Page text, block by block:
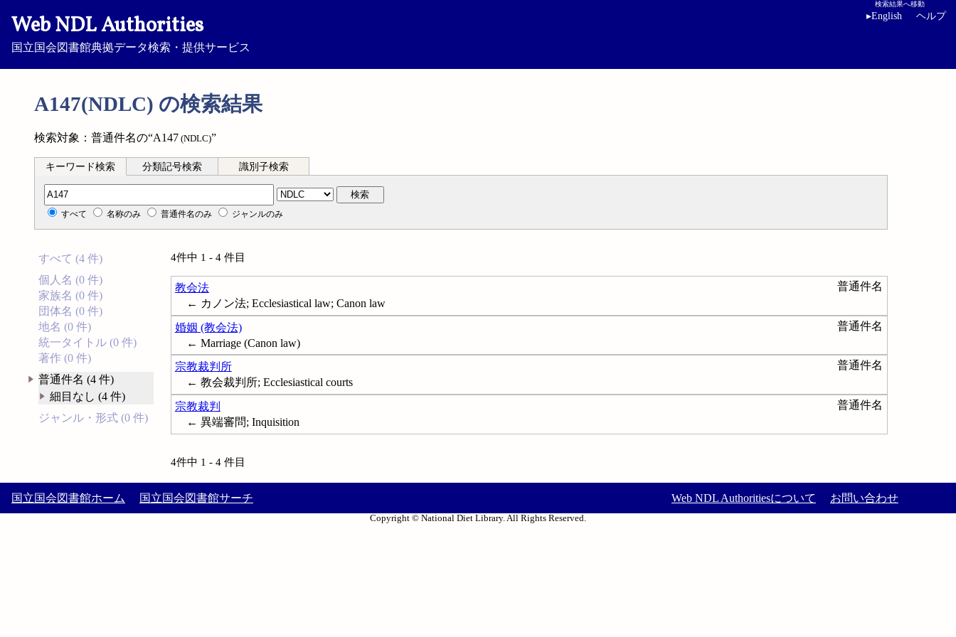
Web NDL Authorities
国立国会図書館典拠データ検索・提供サービス
検索結果へ移動
▸English ヘルプ
A147(NDLC) の検索結果
検索対象：普通件名の“A147 (NDLC)”
キーワード検索 分類記号検索 識別子検索
分類記号検索 検索
すべて 名称のみ 普通件名のみ ジャンルのみ
すべて (4 件)
個人名 (0 件)
家族名 (0 件)
団体名 (0 件)
地名 (0 件)
統一タイトル (0 件)
著作 (0 件)
普通件名 (4 件)
細目なし (4 件)
ジャンル・形式 (0 件)
4件中 1 - 4 件目
教会法
普通件名
← カノン法; Ecclesiastical law; Canon law
婚姻 (教会法)
普通件名
← Marriage (Canon law)
宗教裁判所
普通件名
← 教会裁判所; Ecclesiastical courts
宗教裁判
普通件名
← 異端審問; Inquisition
4件中 1 - 4 件目
国立国会図書館ホーム 国立国会図書館サーチ Web NDL Authoritiesについて お問い合わせ
Copyright © National Diet Library. All Rights Reserved.